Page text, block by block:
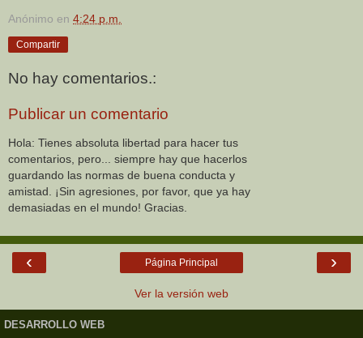
Anónimo en 4:24 p.m.
Compartir
No hay comentarios.:
Publicar un comentario
Hola: Tienes absoluta libertad para hacer tus
comentarios, pero... siempre hay que hacerlos
guardando las normas de buena conducta y
amistad. ¡Sin agresiones, por favor, que ya hay
demasiadas en el mundo! Gracias.
‹ ›
Página Principal
Ver la versión web
DESARROLLO WEB